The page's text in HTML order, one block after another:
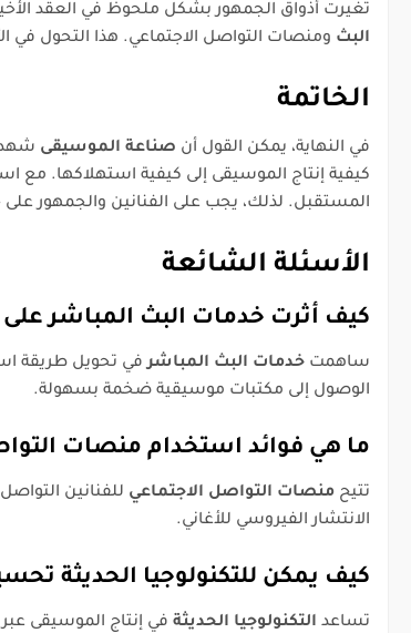
تغيرت أذواق الجمهور بشكل ملحوظ في العقد
البث ومنصات التواصل الاجتماعي. هذا التحول في
الخاتمة
في النهاية، يمكن القول أن صناعة الموسيقى
كيفية إنتاج الموسيقى إلى كيفية استهلاكها. مع
المستقبل. لذلك، يجب على الفنانين والجمهور
الأسئلة الشائعة
كيف أثرت خدمات البث المباشر
ساهمت خدمات البث المباشرفي تحويل طريقة
الوصول إلى مكتبات موسيقية ضخمة بسهولة.
ما هي فوائد استخدام منصات
تتيح منصات التواصل الاجتماعي للفنانين
الانتشار الفيروسي للأغاني.
كيف يمكن للتكنولوجيا الحديثة
تساعد التكنولوجيا الحديثة في إنتاج الموسيقى